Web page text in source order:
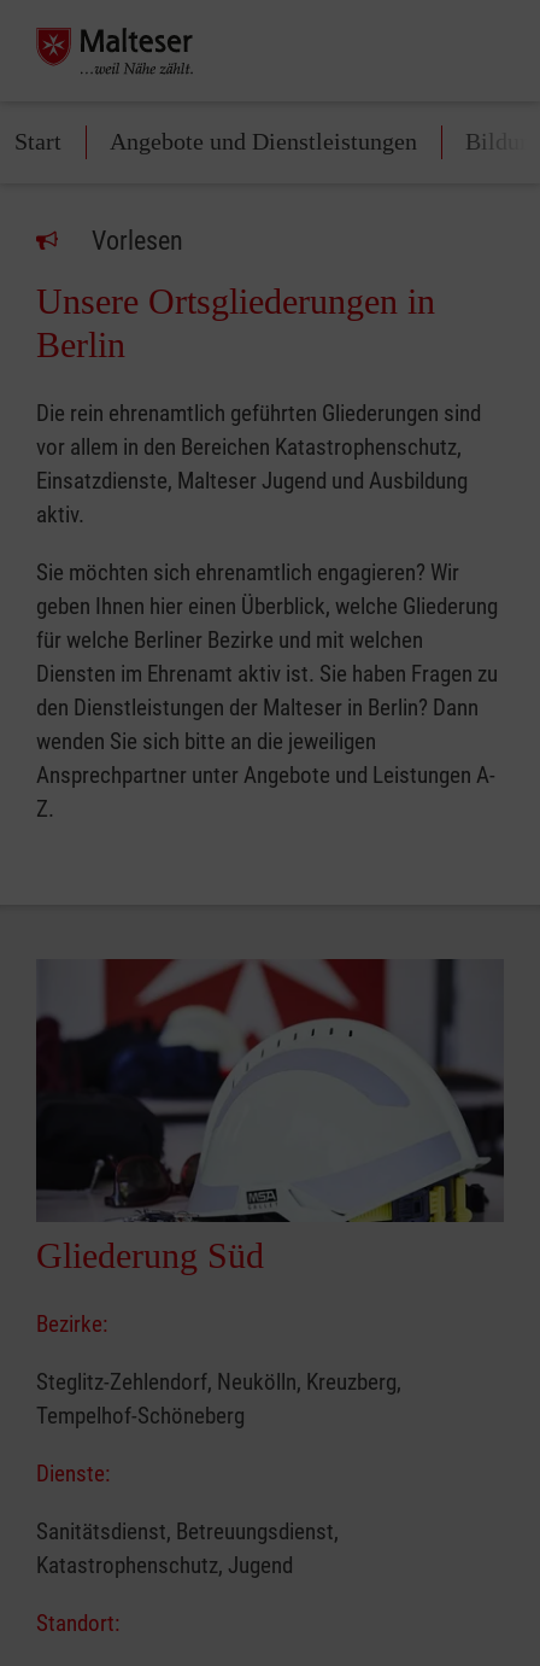
Start Angebote und Dienstleistungen
Vorlesen
Unsere Ortsgliederungen in
Berlin
Die rein ehrenamtlich geführten Gliederungen sind
vor allem in den Bereichen Katastrophenschutz,
Einsatzdienste, Malteser Jugend und Ausbildung
aktiv.
Sie möchten sich ehrenamtlich engagieren? Wir
geben Ihnen hier einen Überblick, welche Gliederung
für welche Berliner Bezirke und mit welchen
Diensten im Ehrenamt aktiv ist. Sie haben Fragen zu
den Dienstleistungen der Malteser in Berlin? Dann
wenden Sie sich bitte an die jeweiligen
Ansprechpartner unter Angebote und Leistungen A-
Z.
Gliederung Süd
Bezirke:
Steglitz-Zehlendorf, Neukölln, Kreuzberg,
Tempelhof-Schöneberg
Dienste:
Sanitätsdienst, Betreuungsdienst,
Katastrophenschutz, Jugend
Standort: